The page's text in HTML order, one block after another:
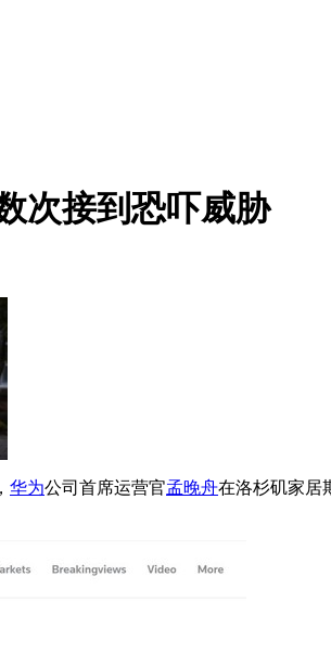
次接到恐吓威胁
华为公司首席运营官孟晚舟在洛杉矶家居